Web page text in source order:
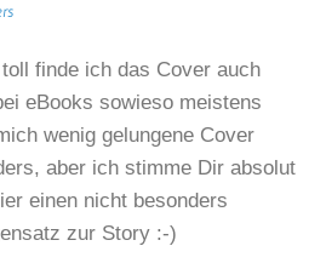
finde ich das Cover auch
eBooks sowieso meistens
wenig gelungene Cover
aber ich stimme Dir absolut
einen nicht besonders
zur Story :-)